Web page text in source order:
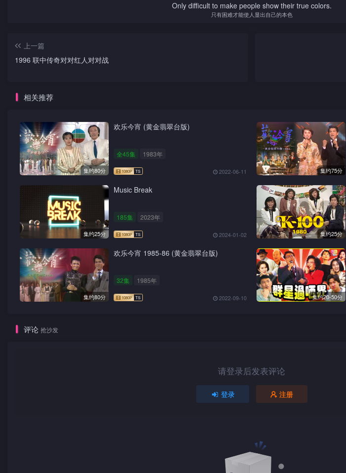
Only difficult to make people show their true colors.
只有困难才能使人显出自己的本色
上一篇
1996 联中传奇对对红人对对战
相关推荐
集约80分
欢乐今宵 (黄金翡翠台版)
全45集 1983年
2022-06-11 集约75分
集约25分
Music Break
185集 2023年
2024-01-02 集约25分
集约80分
欢乐今宵 1985-86 (黄金翡翠台版)
32集 1985年
2022-09-10 集约20-50分
评论 抢沙发
请登录后发表评论
登录 注册